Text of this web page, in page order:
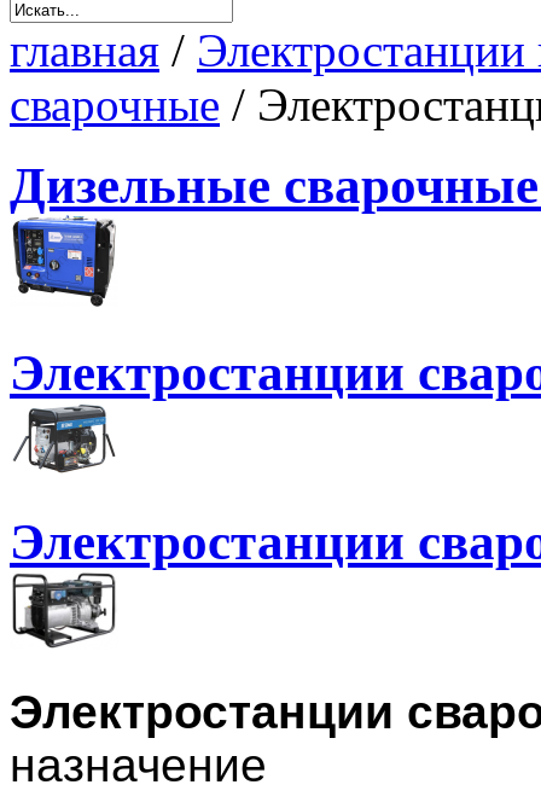
главная / Электростанции
сварочные /
Дизельные
Электростанции
Электростанции
Электростанции
назначение